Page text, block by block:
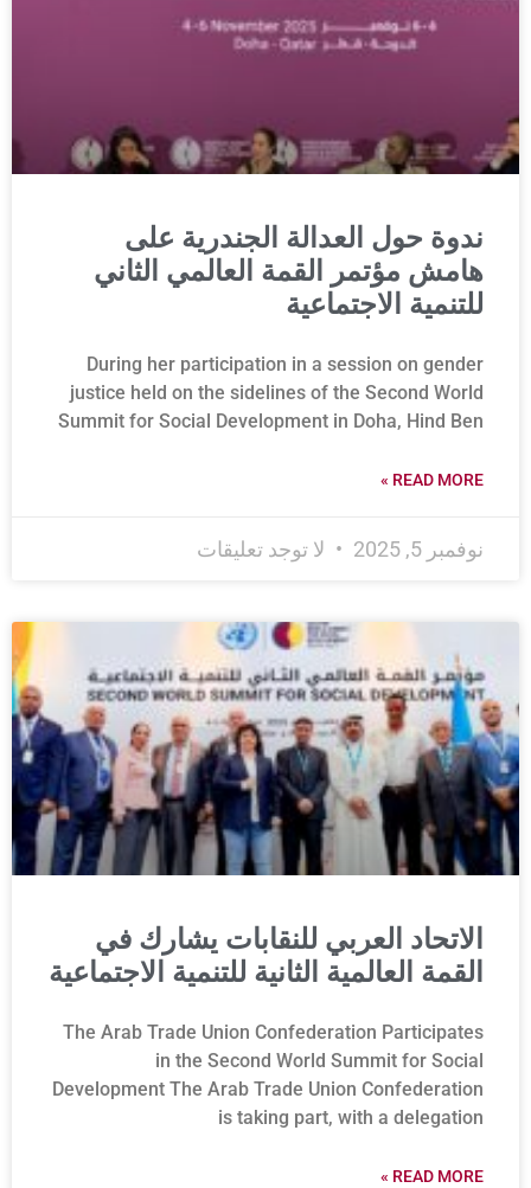
ندوة حول العدالة الجندرية على
هامش مؤتمر القمة العالمي الثاني
للتنمية الاجتماعية
During her participation in a session on gender
justice held on the sidelines of the Second World
Summit for Social Development in Doha, Hind Ben
READ MORE »
نوفمبر 5, 2025 لا توجد تعليقات
الاتحاد العربي للنقابات يشارك في
القمة العالمية الثانية للتنمية الاجتماعية
The Arab Trade Union Confederation Participates
in the Second World Summit for Social
Development The Arab Trade Union Confederation
is taking part, with a delegation
READ MORE »